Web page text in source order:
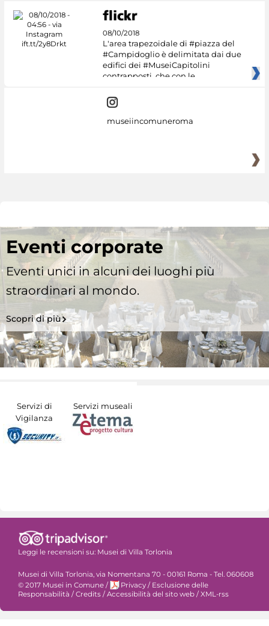
08/10/2018
L'area trapezoidale di #piazza del
#Campidoglio è delimitata dai due
edifici dei #MuseiCapitolini
contrapposti, che con le
museiincomuneroma
Eventi corporate
Eventi unici in alcuni dei luoghi più
straordinari al mondo.
Scopri di più
Servizi di
Vigilanza
Servizi museali
Leggi le recensioni su: Musei di Villa Torlonia
Musei di Villa Torlonia, via Nomentana 70 - 00161 Roma - Tel. 060608
© 2017 Musei in Comune / Privacy / Esclusione delle
Responsabilità /Credits /Accessibilità del sito web /XML-rss